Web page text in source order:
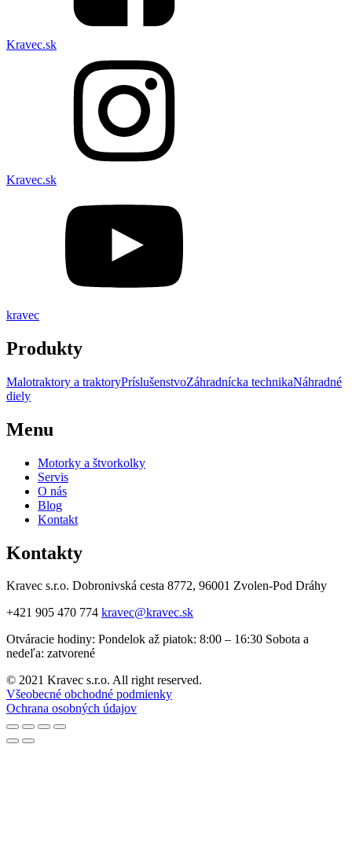
Kravec.sk
Kravec.sk
kravec
Produkty
Malotraktory a traktoryPríslušenstvoZáhradnícka technikaNáhradné
diely
Menu
Motorky a štvorkolky
Servis
O nás
Blog
Kontakt
Kontakty
Kravec s.r.o. Dobronivská cesta 8772, 96001 Zvolen-Pod Dráhy
+421 905 470 774 kravec@kravec.sk
Otváracie hodiny: Pondelok až piatok: 8:00 – 16:30 Sobota a
nedeľa: zatvorené
© 2021 Kravec s.r.o. All right reserved.
Všeobecné obchodné podmienky
Ochrana osobných údajov